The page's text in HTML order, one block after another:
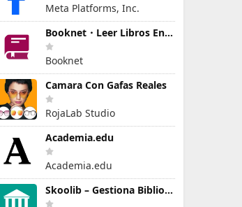
Meta Platforms, Inc.
Booknet・Leer Libros En Español
Booknet
Camara Con Gafas Reales
RojaLab Studio
Academia.edu
Academia.edu
Skoolib – Gestiona Biblioteca